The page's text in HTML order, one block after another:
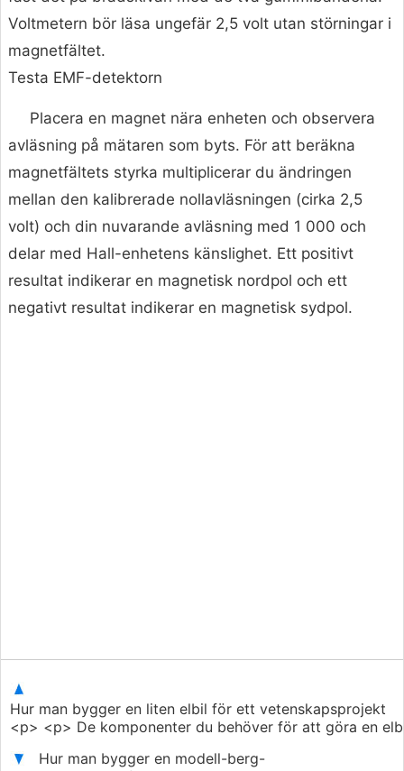
Voltmetern bör läsa ungefär 2,5 volt utan störningar i
magnetfältet.
Testa EMF-detektorn
Placera en magnet nära enheten och observera
avläsning på mätaren som byts. För att beräkna
magnetfältets styrka multiplicerar du ändringen
mellan den kalibrerade nollavläsningen (cirka 2,5
volt) och din nuvarande avläsning med 1 000 och
delar med Hall-enhetens känslighet. Ett positivt
resultat indikerar en magnetisk nordpol och ett
negativt resultat indikerar en magnetisk sydpol.
Hur man bygger en liten elbil för ett vetenskapsprojekt
<p> <p> De komponenter du behöver för att göra en
Hur man bygger en modell-berg-